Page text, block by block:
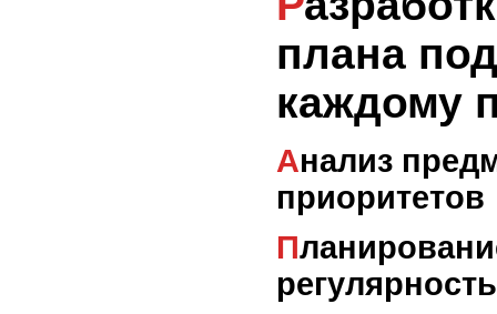
плана
каждому
Анализ предмета и определение
приоритетов
Планирование времени и